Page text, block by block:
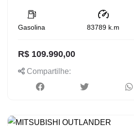
Gasolina 83789k.m
R$ 109.990,00
Compartilhe: